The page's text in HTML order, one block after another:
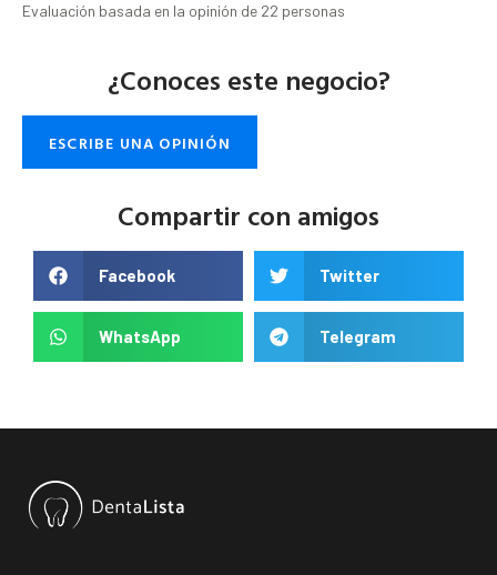
Evaluación basada en la opinión de 22 personas
¿Conoces este negocio?
ESCRIBE UNA OPINIÓN
Compartir con amigos
Facebook Twitter
WhatsApp Telegram